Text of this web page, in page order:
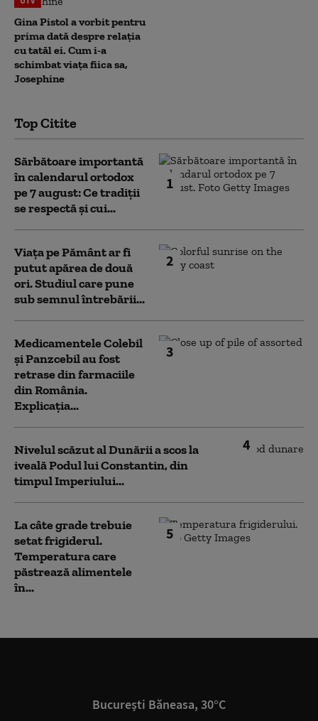
Gina Pistol a vorbit pentru
prima dată despre relația
cu tatăl ei. Cum i-a
schimbat viața fiica sa,
Josephine
Top Citite
1
Sărbătoare importantă
în calendarul ortodox
pe 7 august: Ce tradiții
se respectă și cui...
2
Viața pe Pământ ar fi
putut apărea de două
ori. Studiul care pune
sub semnul întrebării...
3
Medicamentele Colebil
și Panzcebil au fost
retrase din farmaciile
din România.
Explicația...
4
Nivelul scăzut al Dunării a scos la
iveală Podul lui Constantin, din
timpul Imperiului...
5
La câte grade trebuie
setat frigiderul.
Temperatura care
păstrează alimentele
în...
București Băneasa, 30°C